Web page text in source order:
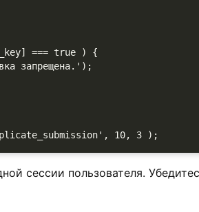
сессии пользователя.